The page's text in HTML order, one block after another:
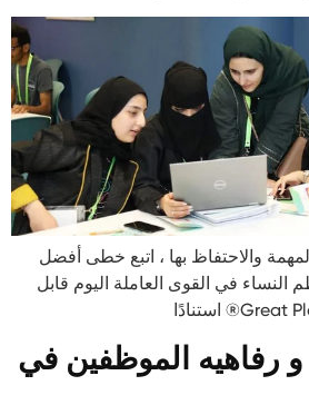
والاحتفاظ بها ، اتبع خطى أفضل
النساء في القوى العاملة اليوم قابل
و رفاهيه الموظفين في